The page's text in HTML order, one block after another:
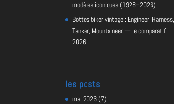
modèles iconiques (1928–2026)
Bottes biker vintage : Engineer, Harness,
Tanker, Mountaineer — le comparatif
2026
les posts
mai 2026(7)